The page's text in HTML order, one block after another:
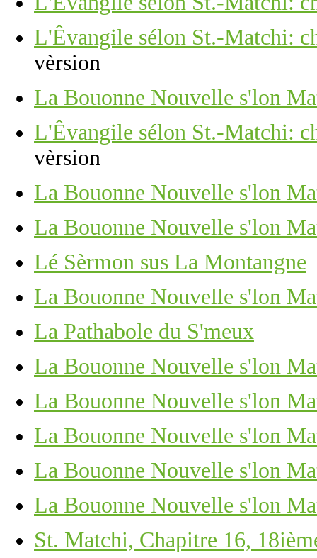
L'Êvangile sélon St.-Matchi:
vèrsion
La Bouonne Nouvelle s'lon
L'Êvangile sélon St.-Matchi:
vèrsion
La Bouonne Nouvelle s'lon
La Bouonne Nouvelle s'lon
Lé Sèrmon sus La Montangne
La Bouonne Nouvelle s'lon
La Pathabole du S'meux
La Bouonne Nouvelle s'lon
La Bouonne Nouvelle s'lon
La Bouonne Nouvelle s'lon
La Bouonne Nouvelle s'lon
La Bouonne Nouvelle s'lon
St. Matchi, Chapitre 16,